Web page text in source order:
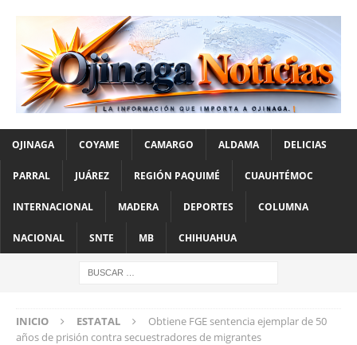
OJINAGA COYAME CAMARGO ALDAMA DELICIAS
PARRAL JUÁREZ REGIÓN PAQUIMÉ CUAUHTÉMOC
INTERNACIONAL MADERA DEPORTES COLUMNA
NACIONAL SNTE MB CHIHUAHUA
INICIO ESTATAL
Obtiene FGE sentencia ejemplar de 50
años de prisión contra secuestradores de migrantes